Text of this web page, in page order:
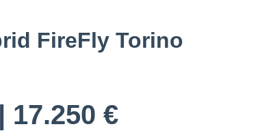
FireFly Torino
| 17.250 €